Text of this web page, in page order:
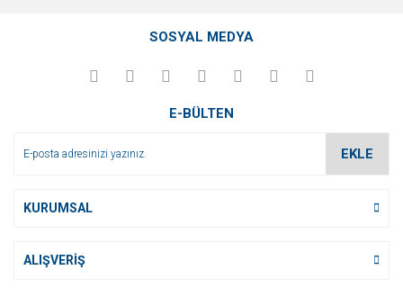
SOSYAL MEDYA
E-BÜLTEN
EKLE
KURUMSAL
ALIŞVERİŞ